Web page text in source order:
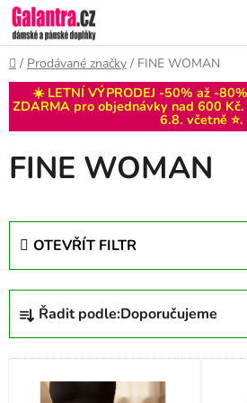
Přejít
na
obsah
Domů
/ Prodávané značky / FINE WOMAN
☀️ LETNÍ VÝPRODEJ -50% až -
ZDARMA pro objednávky nad 600
6.8. včetně ⭐.
FINE WOMAN
OTEVŘÍT FILTR
Ř
z
Řadit podle:Doporučujeme
V